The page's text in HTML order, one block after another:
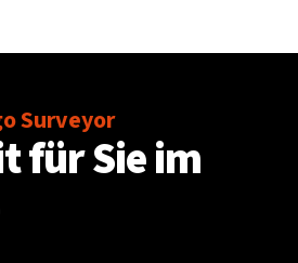
Surveyor
für Sie im